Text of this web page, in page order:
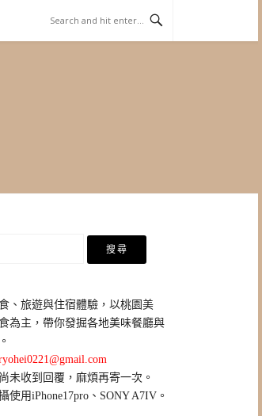
、旅遊與住宿體驗，以桃園美
為主，帶你發掘各地美味餐廳與
未收到回覆，麻煩再寄一次。
使用iPhone17pro、SONY A7IV。